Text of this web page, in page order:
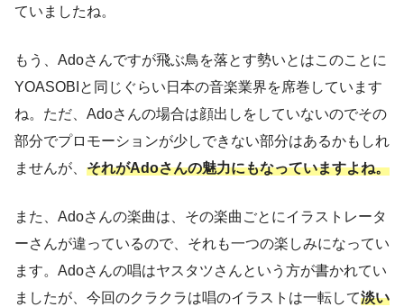
ていましたね。
もう、Adoさんですが飛ぶ鳥を落とす勢いとはこのことに
YOASOBIと同じぐらい日本の音楽業界を席巻しています
ね。ただ、Adoさんの場合は顔出しをしていないのでその
部分でプロモーションが少しできない部分はあるかもしれ
ませんが、 それがAdoさんの魅力にもなっていますよね。
また、Adoさんの楽曲は、その楽曲ごとにイラストレータ
ーさんが違っているので、それも一つの楽しみになってい
ます。Adoさんの唱はヤスタツさんという方が書かれてい
ましたが、今回のクラクラは唱のイラストは一転して淡い